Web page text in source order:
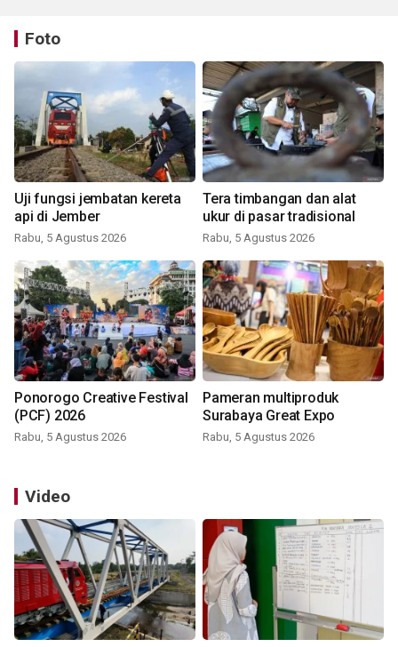
Foto
Uji fungsi jembatan kereta
api di Jember
Rabu, 5 Agustus 2026
Tera timbangan dan alat
ukur di pasar tradisional
Rabu, 5 Agustus 2026
Ponorogo Creative Festival
(PCF) 2026
Rabu, 5 Agustus 2026
Pameran multiproduk
Surabaya Great Expo
Rabu, 5 Agustus 2026
Video